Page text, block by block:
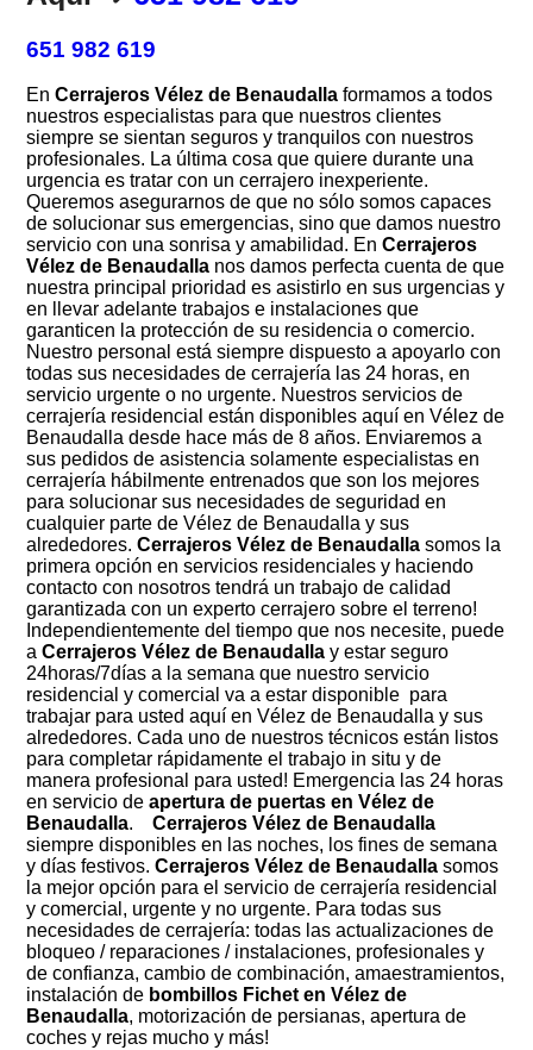
651 982 619
EnCerrajeros Vélez de Benaudalla formamos a todos
nuestros especialistas para que nuestros clientes
siempre se sientan seguros y tranquilos con nuestros
profesionales. La última cosa que quiere durante una
urgencia es tratar con un cerrajero inexperiente.
Queremos asegurarnos de que no sólo somos capaces
de solucionar sus emergencias, sino que damos nuestro
servicio con una sonrisa y amabilidad. EnCerrajeros
Vélez de Benaudalla nos damos perfecta cuenta de que
nuestra principal prioridad es asistirlo en sus urgencias y
en llevar adelante trabajos e instalaciones que
garanticen la protección de su residencia o comercio.
Nuestro personal está siempre dispuesto a apoyarlo con
todas sus necesidades de cerrajería las 24 horas, en
servicio urgente o no urgente. Nuestros servicios de
cerrajería residencial están disponibles aquí en Vélez de
Benaudalla desde hace más de 8 años. Enviaremos a
sus pedidos de asistencia solamente especialistas en
cerrajería hábilmente entrenados que son los mejores
para solucionar sus necesidades de seguridad en
cualquier parte de Vélez de Benaudalla y sus
alrededores.Cerrajeros Vélez de Benaudalla somos la
primera opción en servicios residenciales y haciendo
contacto con nosotros tendrá un trabajo de calidad
garantizada con un experto cerrajero sobre el terreno!
Independientemente del tiempo que nos necesite, puede
aCerrajeros Vélez de Benaudalla y estar seguro
24horas/7días a la semana que nuestro servicio
residencial y comercial va a estar disponible para
trabajar para usted aquí en Vélez de Benaudalla y sus
alrededores. Cada uno de nuestros técnicos están listos
para completar rápidamente el trabajo in situ y de
manera profesional para usted! Emergencia las 24 horas
en servicio deapertura de puertas en Vélez de
Benaudalla.Cerrajeros Vélez de Benaudalla
siempre disponibles en las noches, los fines de semana
y días festivos.Cerrajeros Vélez de Benaudalla somos
la mejor opción para el servicio de cerrajería residencial
y comercial, urgente y no urgente. Para todas sus
necesidades de cerrajería: todas las actualizaciones de
bloqueo / reparaciones / instalaciones, profesionales y
de confianza, cambio de combinación, amaestramientos,
instalación de bombillos Fichet en Vélez de
Benaudalla, motorización de persianas, apertura de
coches y rejas mucho y más!